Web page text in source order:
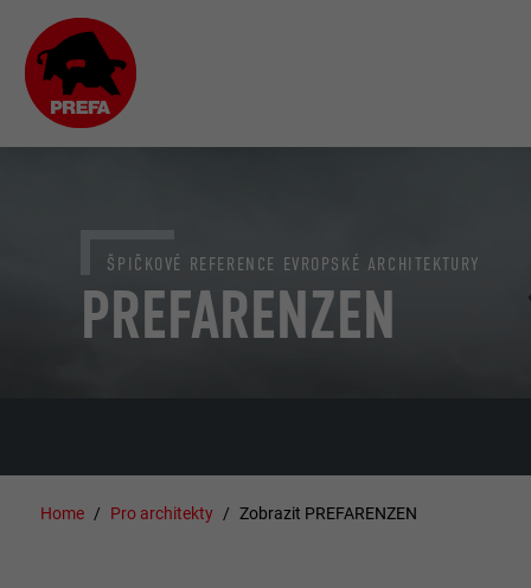
PREFARENZEN
ŠPIČKOVÉ REFERENCE EVROPSKÉ ARCHITEKTURY
Home Pro architekty Zobrazit PREFARENZEN